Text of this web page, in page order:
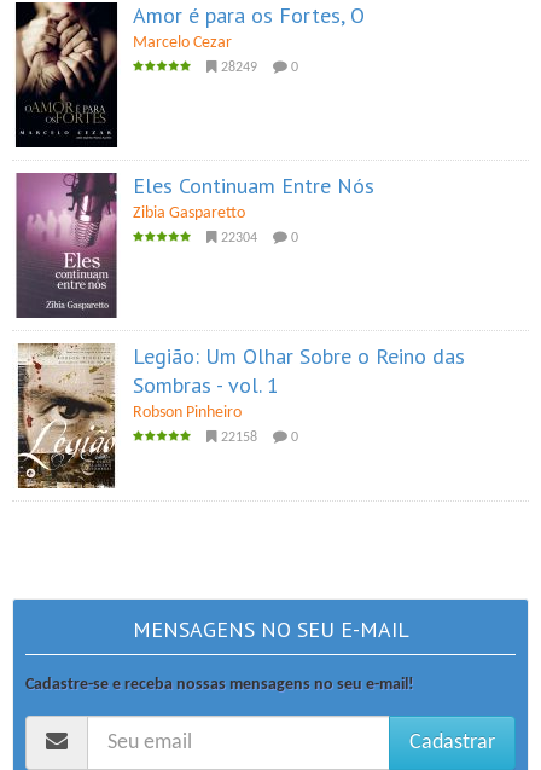
Amor é para os Fortes, O
Marcelo Cezar
28249 0
Eles Continuam Entre Nós
Zibia Gasparetto
22304 0
Legião: Um Olhar Sobre o Reino das
Sombras - vol. 1
Robson Pinheiro
22158 0
MENSAGENS NO SEU E-MAIL
Cadastre-se e receba nossas mensagens no seu e-mail!
Cadastrar